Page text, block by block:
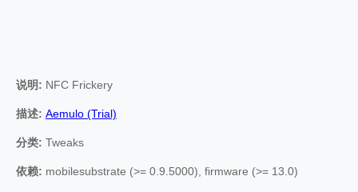
说明: NFC Frickery
描述: Aemulo (Trial)
分类: Tweaks
依赖: mobilesubstrate (>= 0.9.5000), firmware (>= 13.0)